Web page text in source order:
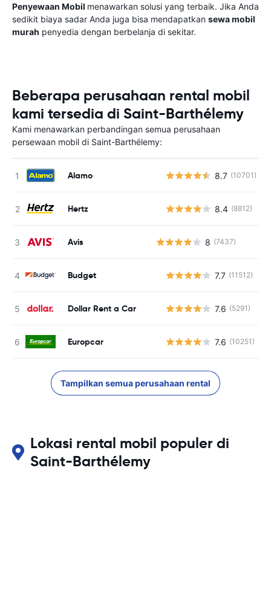
Penyewaan Mobil menawarkan solusi yang terbaik. Jika Anda
sedikit biaya sadar Anda juga bisa mendapatkan sewa mobil
murah penyedia dengan berbelanja di sekitar.
Beberapa perusahaan rental mobil
kami tersedia di Saint-Barthélemy
Kami menawarkan perbandingan semua perusahaan
persewaan mobil di Saint-Barthélemy:
Alamo 8.7 (10701)
Hertz 8.4 (8812)
Avis 8 (7437)
Budget 7.7 (11512)
Dollar Rent a Car 7.6 (5291)
Europcar 7.6 (10251)
Tampilkan semua perusahaan rental
Lokasi rental mobil populer di
Saint-Barthélemy